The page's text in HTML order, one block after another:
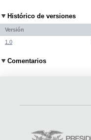
Histórico de versiones
Versión
1.0
Comentarios